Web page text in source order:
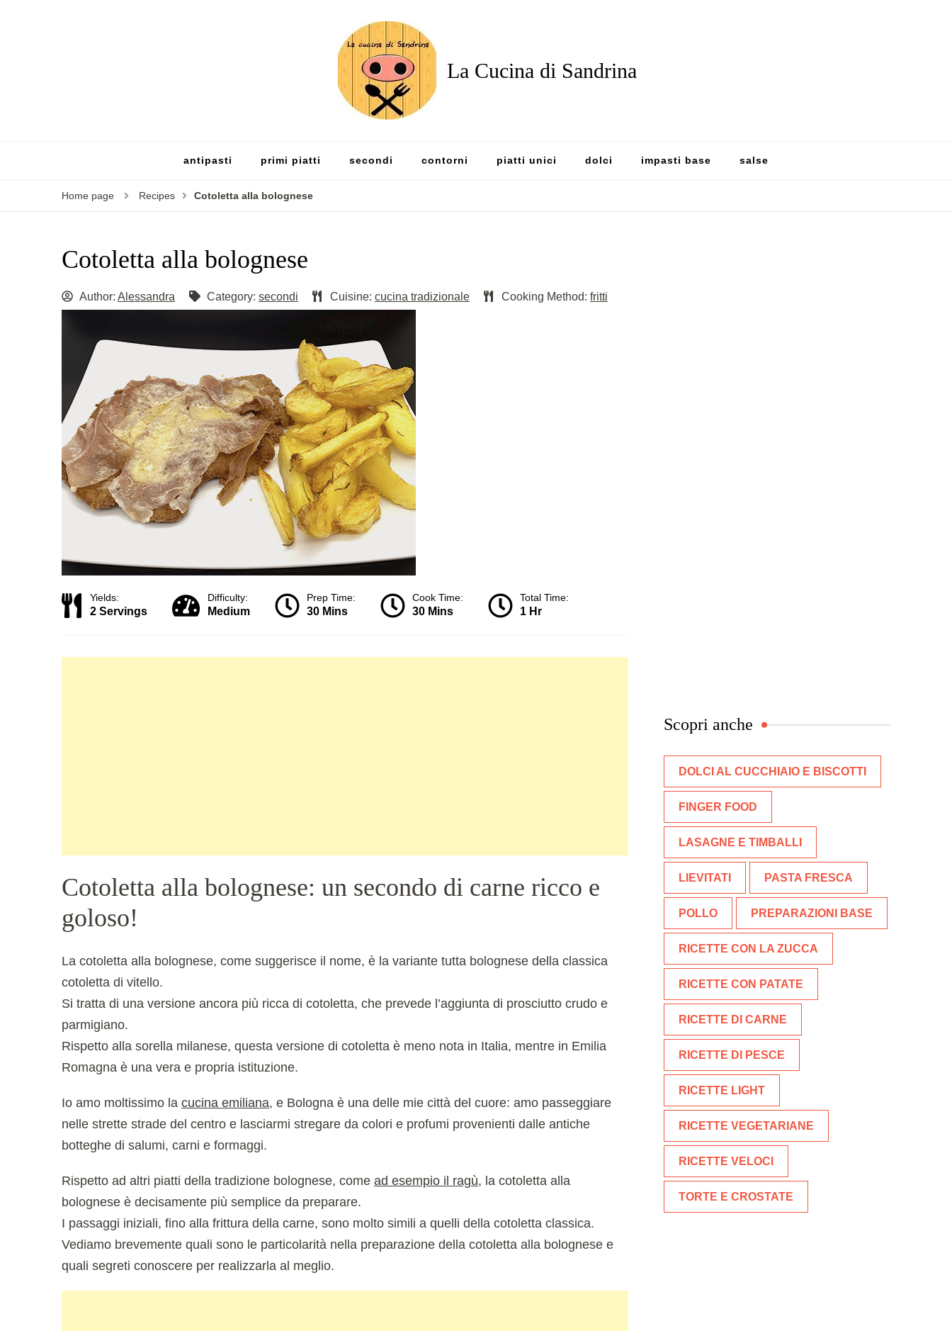
La Cucina di Sandrina
antipasti primi piatti secondi contorni piatti unici dolci impasti base salse
Home page Recipes Cotoletta alla bolognese
Cotoletta alla bolognese
Author: Alessandra Category: secondi Cuisine: cucina tradizionale Cooking Method: fritti
Yields:
2 Servings
Difficulty:
Medium
Prep Time:
30 Mins
Cook Time:
30 Mins
Total Time:
1 Hr
Cotoletta alla bolognese: un secondo di carne ricco e
goloso!
La cotoletta alla bolognese, come suggerisce il nome, è la variante tutta bolognese della classica
cotoletta di vitello.
Si tratta di una versione ancora più ricca di cotoletta, che prevede l’aggiunta di prosciutto crudo e
parmigiano.
Rispetto alla sorella milanese, questa versione di cotoletta è meno nota in Italia, mentre in Emilia
Romagna è una vera e propria istituzione.
Io amo moltissimo la cucina emiliana, e Bologna è una delle mie città del cuore: amo passeggiare
nelle strette strade del centro e lasciarmi stregare da colori e profumi provenienti dalle antiche
botteghe di salumi, carni e formaggi.
Rispetto ad altri piatti della tradizione bolognese, come ad esempio il ragù, la cotoletta alla
bolognese è decisamente più semplice da preparare.
I passaggi iniziali, fino alla frittura della carne, sono molto simili a quelli della cotoletta classica.
Vediamo brevemente quali sono le particolarità nella preparazione della cotoletta alla bolognese e
quali segreti conoscere per realizzarla al meglio.
Scopri anche
DOLCI AL CUCCHIAIO E BISCOTTI
FINGER FOOD
LASAGNE E TIMBALLI
LIEVITATI PASTA FRESCA
POLLO PREPARAZIONI BASE
RICETTE CON LA ZUCCA
RICETTE CON PATATE
RICETTE DI CARNE
RICETTE DI PESCE
RICETTE LIGHT
RICETTE VEGETARIANE
RICETTE VELOCI
TORTE E CROSTATE